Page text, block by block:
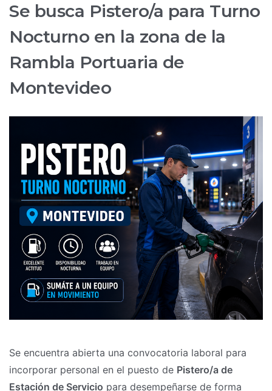
Se busca Pistero/a para Turno
Nocturno en la zona de la
Rambla Portuaria de
Montevideo
Se encuentra abierta una convocatoria laboral para
incorporar personal en el puesto de Pistero/a de
Estación de Servicio para desempeñarse de forma